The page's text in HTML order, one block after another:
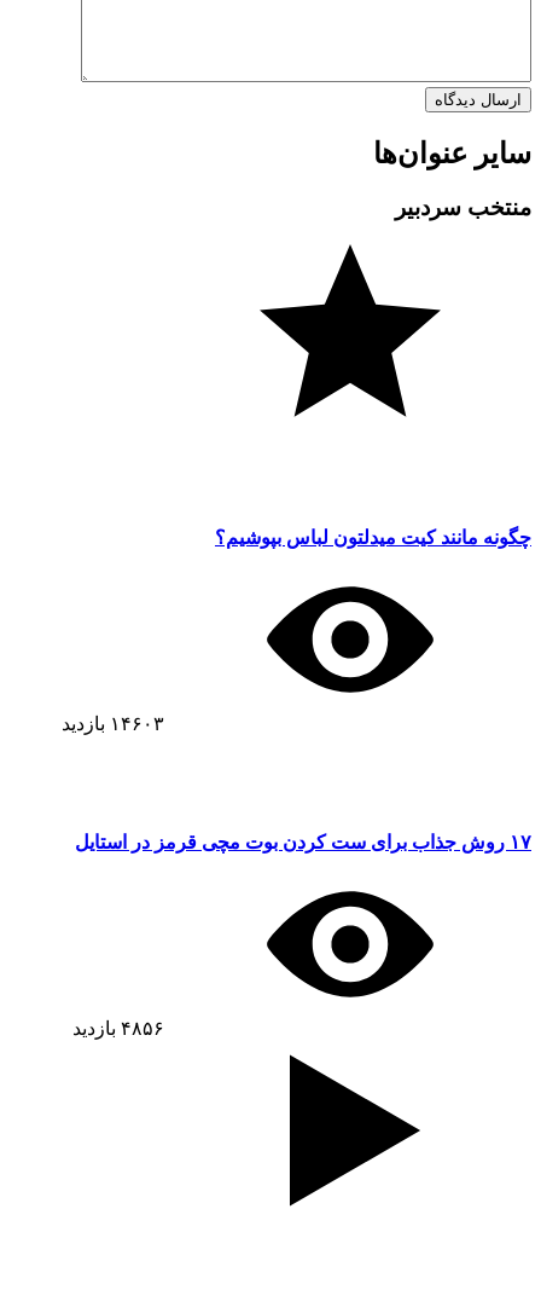
سایر عنوان‌ها
منتخب سردبیر
چگونه مانند کیت میدلتون لباس بپوشیم؟
۱۴۶۰۳ بازدید
۱۷ روش جذاب برای ست کردن بوت مچی قرمز در استایل
۴۸۵۶ بازدید